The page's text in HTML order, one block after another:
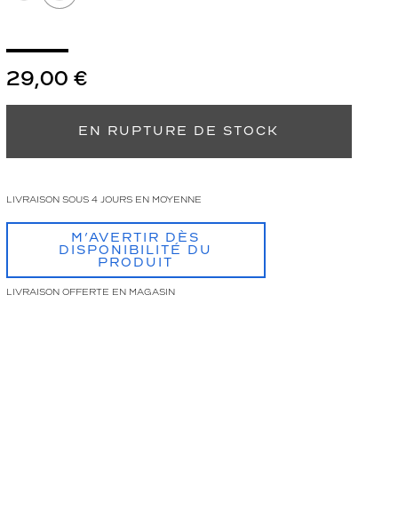
29,00 €
EN RUPTURE DE STOCK
LIVRAISON SOUS 4 JOURS EN MOYENNE
M’AVERTIR DÈS
DISPONIBILITÉ DU
PRODUIT
LIVRAISON OFFERTE EN MAGASIN